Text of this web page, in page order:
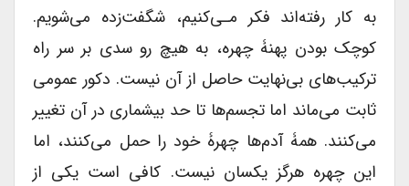
به کار رفته‌اند فکر مـی‌کنیم، شگفت‌زده ‌می‌شویم.
کوچک بودن پهنۀ چهره، به هیچ رو سدی بر سر راه
ترکیب‌های بی‌نهایت حاصل از آن نیست. دکور عمومی
ثابت می‌ماند اما تجسم‌ها تا حد بیشماری در آن تغییر
می‌کنند. همۀ آدم‌ها چهرۀ خود را حمل می‌کنند، اما
این چهره هرگز یکسان نیست. کافی است یکی از